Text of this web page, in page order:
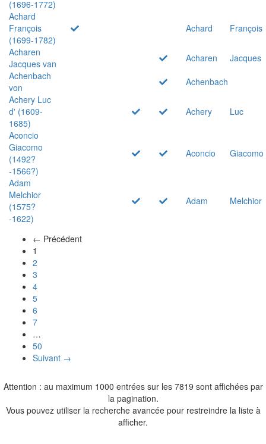
(1696-1772)
Achard
François
(1699-1782)
Achard
François
Acharen
Jacques van
Acharen
Jacques
Achenbach
von
Achenbach
Achery Luc
d' (1609-
1685)
Achery
Luc
Aconcio
Giacomo
(1492?
-1566?)
Aconcio Giacomo
Adam
Melchior
(1575?
-1622)
Adam Melchior
← Précédent
1
2
3
4
5
6
7
…
50
Suivant →
Attention : au maximum 1000 entrées sur les 7819 sont affichées par
la pagination.
Vous pouvez utiliser la recherche avancée pour restreindre la liste à
afficher.